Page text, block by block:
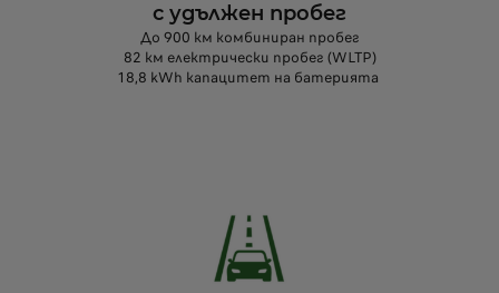
с удължен пробег
До 900 км комбиниран пробег
82 км електрически пробег (WLTP)
18,8 kWh капацитет на батерията